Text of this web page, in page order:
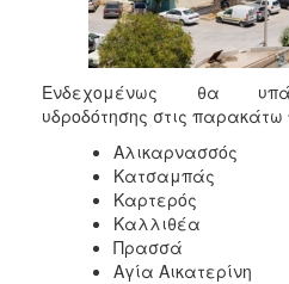
2010
2006
ΠΟΛΙΤΙΣΜΟΣ
Ενδεχομένως θα
υδροδότησης στις παρακάτω
Αλικαρνασσός
Κατσαμπάς
Καρτερός
Καλλιθέα
Πρασσά
Αγία Αικατερίνη